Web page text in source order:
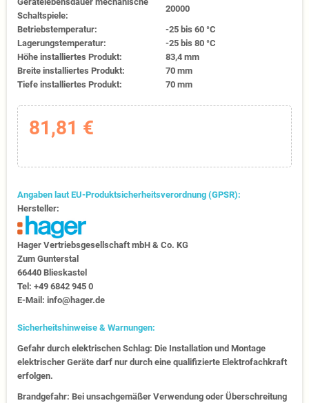
Schaltspiele:
20000
Betriebstemperatur:
-25 bis 60 °C
Lagerungstemperatur:
-25 bis 80 °C
Höhe installiertes Produkt:
83,4 mm
Breite installiertes Produkt:
70 mm
Tiefe installiertes Produkt:
70 mm
81,81 €
Angaben laut EU-Produktsicherheitsverordnung (GPSR):
Hersteller:
Hager Vertriebs­ge­sell­schaft mbH & Co. KG
Zum Gunter­stal
66440 Blies­kastel
Tel: +49 6842 945 0
E-Mail: info@hager.de
Sicherheitshinweise & Warnungen:
Gefahr durch elektrischen Schlag: Die Installation und Montage
elektrischer Geräte darf nur durch eine qualifizierte Elektrofachkraft
erfolgen.
Brandgefahr: Bei unsachgemäßer Verwendung oder Überschreitung